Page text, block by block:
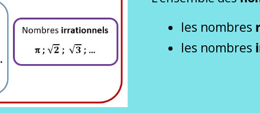
les nombres
les nombres